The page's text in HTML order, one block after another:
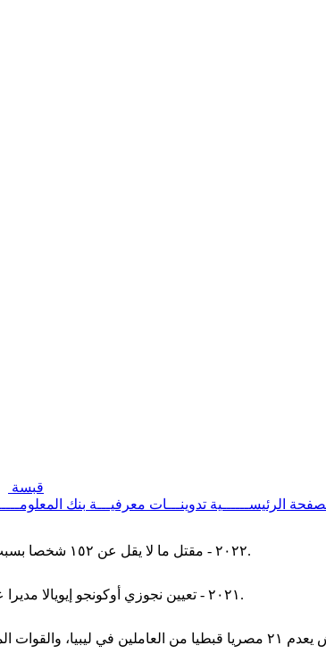
قبسة
الرئيســــــية تدوينـــات معرفيـــة بنك
٢٠٢٢ - مقتل ما لا يقل عن ١٥٢ شخصا بسبب فيضانات وانهيارات أرضية في بلدية بتروبوليس، ريو دي جانيرو في البرازيل.
٢٠٢١ - تعيين نجوزي أوكونجو إيويالا مديرا عاما لمنظمة التجارة العالمية، لتصبح أول امرأة وأول أفريقية في هذا المنصب.